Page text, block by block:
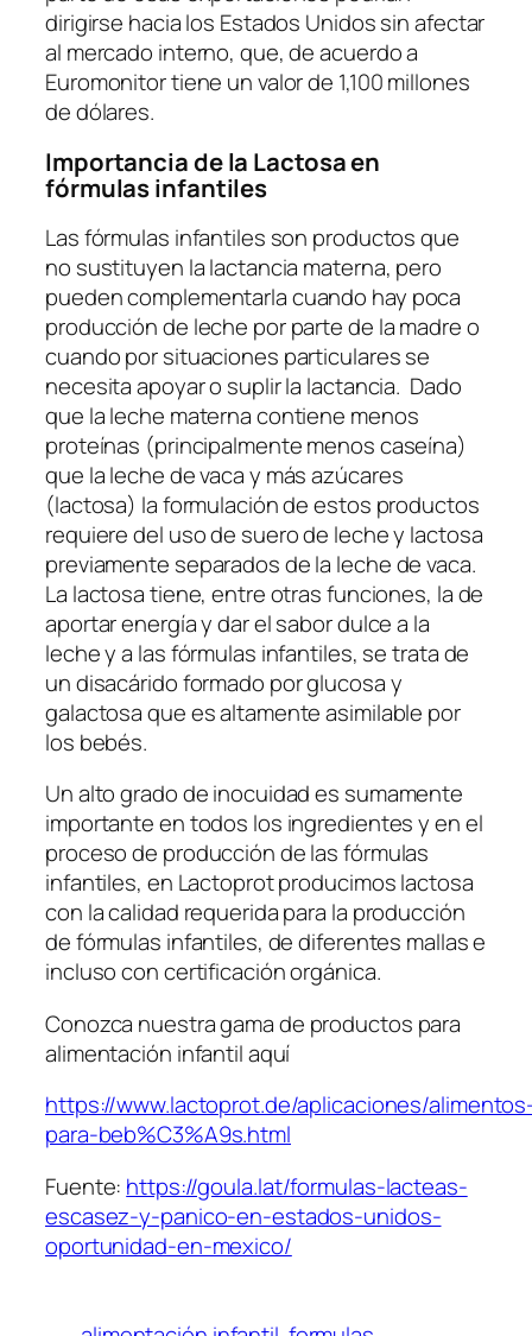
dirigirse hacia los Estados Unidos sin afectar
al mercado interno, que, de acuerdo a
Euromonitor tiene un valor de 1,100 millones
de dólares.
Importancia de la Lactosa en
fórmulas infantiles
Las fórmulas infantiles son productos que
no sustituyen la lactancia materna, pero
pueden complementarla cuando hay poca
producción de leche por parte de la madre o
cuando por situaciones particulares se
necesita apoyar o suplir la lactancia. Dado
que la leche materna contiene menos
proteínas (principalmente menos caseína)
que la leche de vaca y más azúcares
(lactosa) la formulación de estos productos
requiere del uso de suero de leche y lactosa
previamente separados de la leche de vaca.
La lactosa tiene, entre otras funciones, la de
aportar energía y dar el sabor dulce a la
leche y a las fórmulas infantiles, se trata de
un disacárido formado por glucosa y
galactosa que es altamente asimilable por
los bebés.
Un alto grado de inocuidad es sumamente
importante en todos los ingredientes y en el
proceso de producción de las fórmulas
infantiles, en Lactoprot producimos lactosa
con la calidad requerida para la producción
de fórmulas infantiles, de diferentes mallas e
incluso con certificación orgánica.
Conozca nuestra gama de productos para
alimentación infantil aquí
https://www.lactoprot.de/aplicaciones/
para-beb%C3%A9s.html
Fuente: https://goula.lat/formulas-lacteas-
escasez-y-panico-en-estados-unidos-
oportunidad-en-mexico/